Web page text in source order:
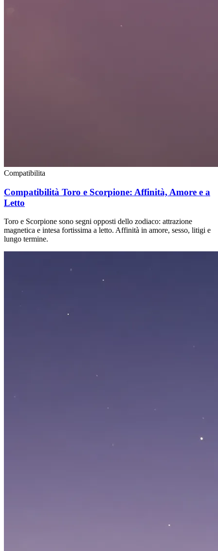
Compatibilita
Compatibilità Toro e Scorpione: Affinità, Amore e a
Letto
Toro e Scorpione sono segni opposti dello zodiaco: attrazione
magnetica e intesa fortissima a letto. Affinità in amore, sesso, litigi e
lungo termine.